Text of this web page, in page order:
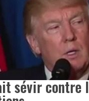
sévir contre